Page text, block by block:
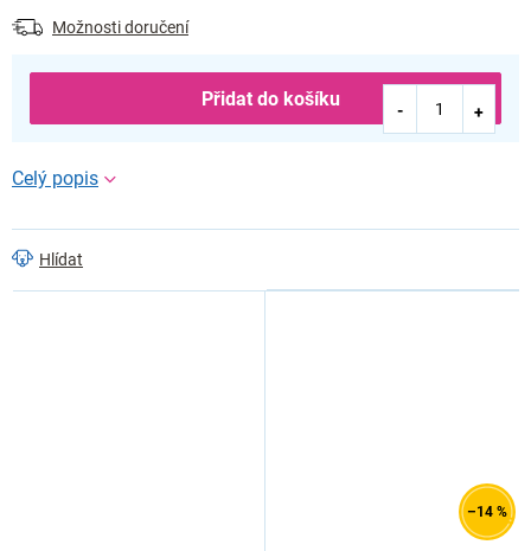
Možnosti doručení
Přidat do košíku
Hlídat
–14 %